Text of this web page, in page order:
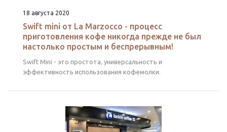
18 августа 2020
Swift mini от La Marzocco - процесс
приготовления кофе никогда прежде не был
настолько простым и беспрерывным!
Swift Mini - это простота, универсальность и
эффективность использования кофемолки.